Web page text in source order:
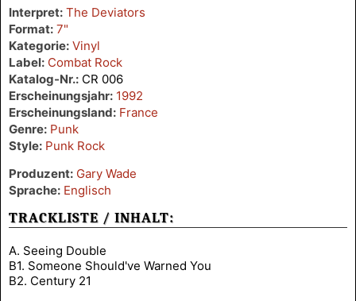
Interpret: The Deviators
Format: 7"
Kategorie: Vinyl
Label: Combat Rock
Katalog-Nr.: CR 006
Erscheinungsjahr: 1992
Erscheinungsland: France
Genre: Punk
Style: Punk Rock
Produzent: Gary Wade
Sprache: Englisch
TRACKLISTE / INHALT:
A. Seeing Double
B1. Someone Should've Warned You
B2. Century 21